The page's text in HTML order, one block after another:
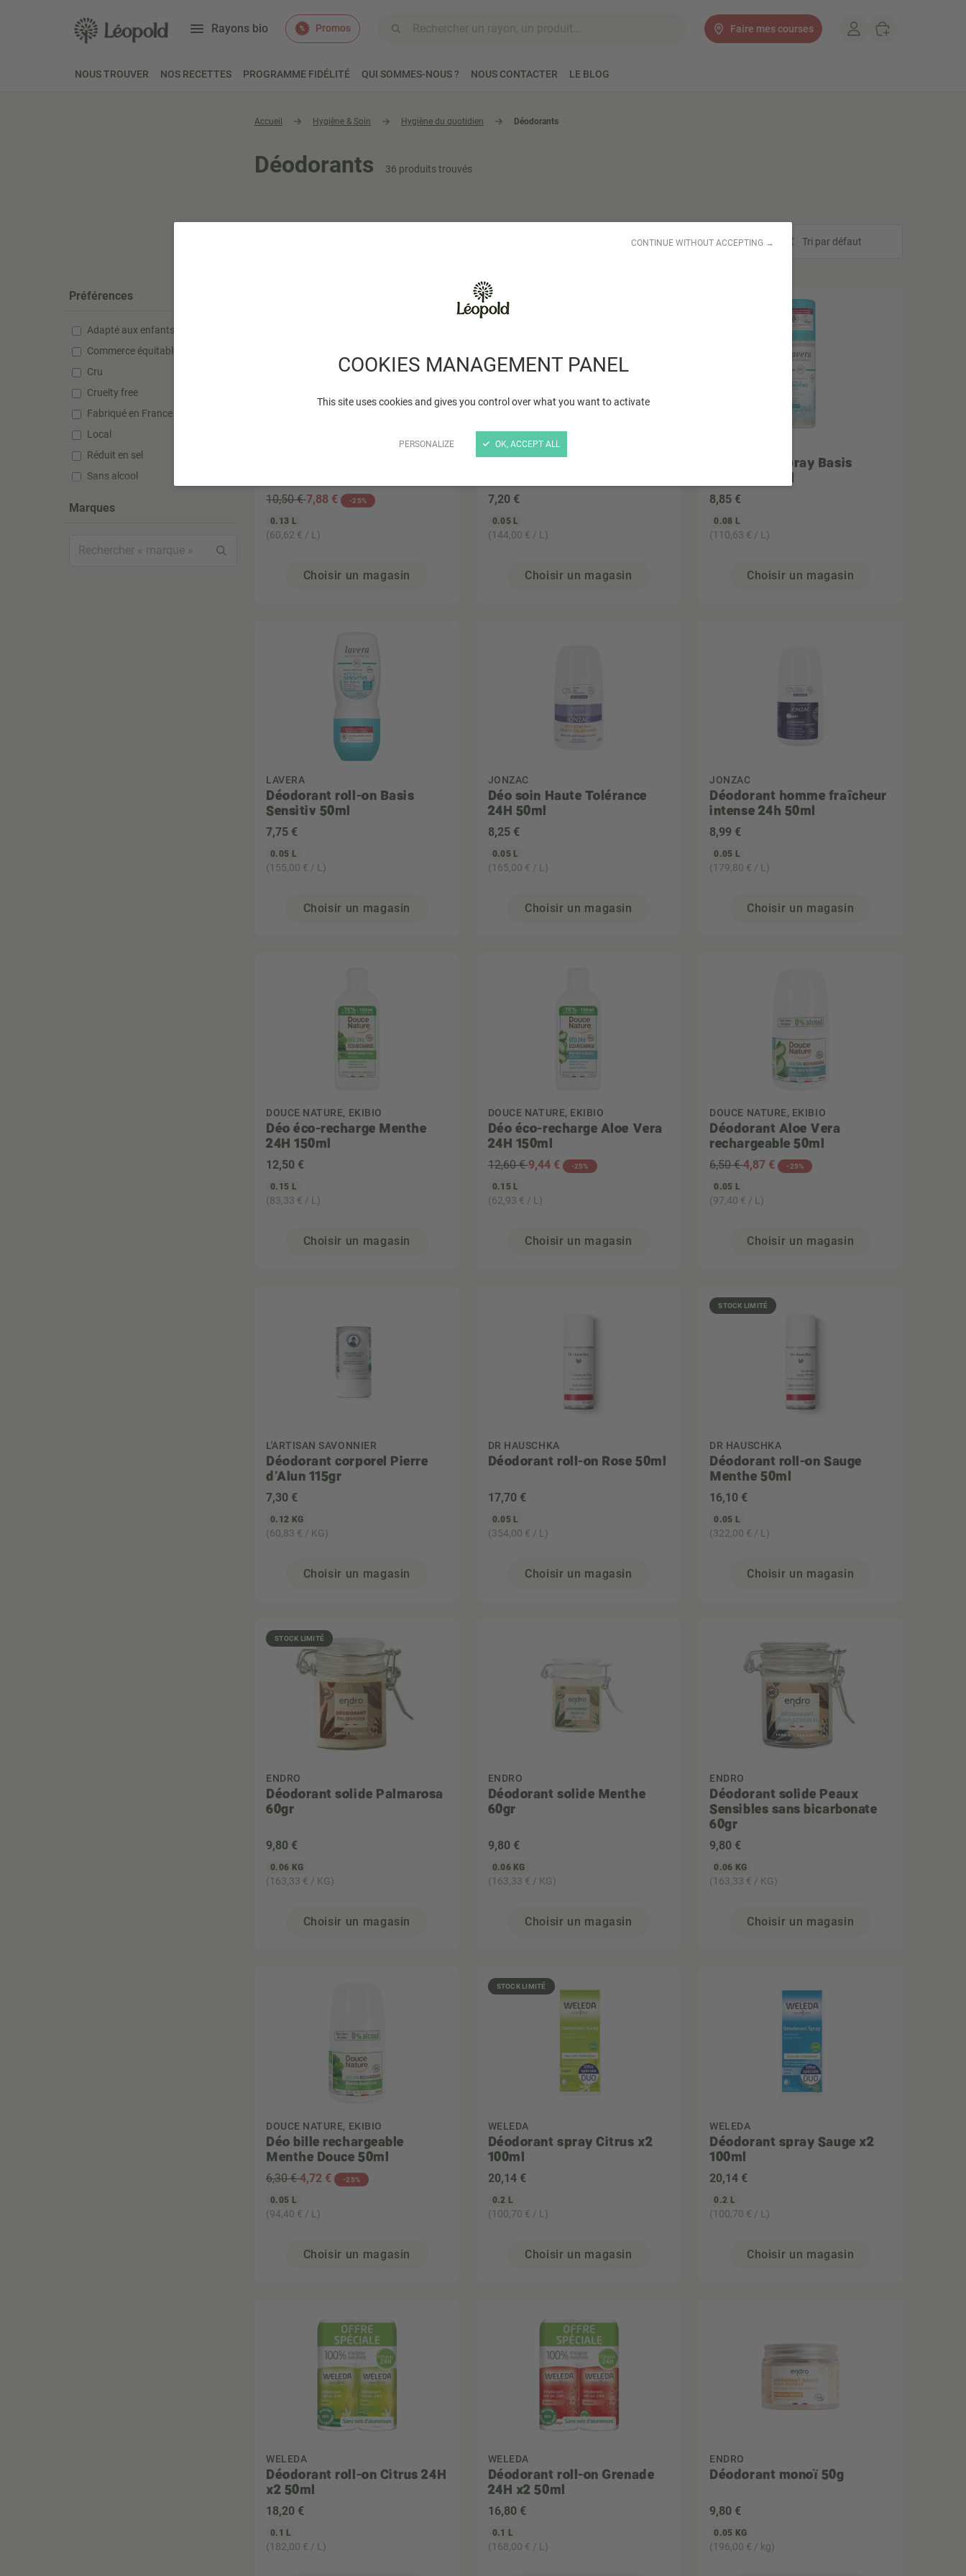
COOKIES MANAGEMENT PANEL
This site uses cookies and gives you control over what you want to activate
PERSONALIZE
CONTINUE WITHOUT ACCEPTING →
OK, ACCEPT ALL
Rayons bio
NOUS TROUVER NOS RECETTES PROGRAMME FIDÉLITÉ QUI SOMMES-NOUS ? NOUS CONTACTER LE BLOG
Promos Faire mes courses
Accueil Hygiène & Soin Hygiène du quotidien Déodorants
Déodorants 36 produits trouvés
Tri par défaut
Préférences
Adapté aux enfants
Commerce équitable
Cru
Cruelty free
Fabriqué en France
Local
Réduit en sel
Sans alcool
Sans huile de palme
Marques
10,50 €7,88 € -25%
0.13 L
(60,62 € / L)
Choisir un magasin
STOCK LIMITÉ
JONZAC
Déodorant fraîcheur 24H
7,20 €
0.05 L
(144,00 € / L)
Choisir un magasin
Déodorant spray Basis
Sensitiv 75ml
8,85 €
0.08 L
(110,63 € / L)
Choisir un magasin
LAVERA
Déodorant roll-on Basis
Sensitiv 50ml
7,75 €
0.05 L
(155,00 € / L)
Choisir un magasin
JONZAC
Déo soin Haute Tolérance
24H 50ml
8,25 €
0.05 L
(165,00 € / L)
Choisir un magasin
JONZAC
Déodorant homme fraîcheur
intense 24h 50ml
8,99 €
0.05 L
(179,80 € / L)
Choisir un magasin
DOUCE NATURE, EKIBIO
Déo éco-recharge Menthe
24H 150ml
12,50 €
0.15 L
(83,33 € / L)
Choisir un magasin
DOUCE NATURE, EKIBIO
Déo éco-recharge Aloe Vera
24H 150ml
12,60 €9,44 € -25%
0.15 L
(62,93 € / L)
Choisir un magasin
DOUCE NATURE, EKIBIO
Déodorant Aloe Vera
rechargeable 50ml
6,50 €4,87 € -25%
0.05 L
(97,40 € / L)
Choisir un magasin
L'ARTISAN SAVONNIER
Déodorant corporel Pierre
d'Alun 115gr
7,30 €
0.12 KG
(60,83 € / KG)
Choisir un magasin
DR HAUSCHKA
Déodorant roll-on Rose 50ml
17,70 €
0.05 L
(354,00 € / L)
Choisir un magasin
STOCK LIMITÉ
DR HAUSCHKA
Déodorant roll-on Sauge
Menthe 50ml
16,10 €
0.05 L
(322,00 € / L)
Choisir un magasin
STOCK LIMITÉ
ENDRO
Déodorant solide Palmarosa
60gr
9,80 €
0.06 KG
(163,33 € / KG)
Choisir un magasin
ENDRO
Déodorant solide Menthe
60gr
9,80 €
0.06 KG
(163,33 € / KG)
Choisir un magasin
ENDRO
Déodorant solide Peaux
Sensibles sans bicarbonate
60gr
9,80 €
0.06 KG
(163,33 € / KG)
Choisir un magasin
DOUCE NATURE, EKIBIO
Déo bille rechargeable
Menthe Douce 50ml
6,30 €4,72 € -25%
0.05 L
(94,40 € / L)
Choisir un magasin
STOCK LIMITÉ
WELEDA
Déodorant spray Citrus x2
100ml
20,14 €
0.2 L
(100,70 € / L)
Choisir un magasin
WELEDA
Déodorant spray Sauge x2
100ml
20,14 €
0.2 L
(100,70 € / L)
Choisir un magasin
WELEDA
Déodorant roll-on Citrus 24H
x2 50ml
18,20 €
0.1 L
(182,00 € / L)
WELEDA
Déodorant roll-on Grenade
24H x2 50ml
16,80 €
0.1 L
(168,00 € / L)
ENDRO
Déodorant monoï 50g
9,80 €
0.05 KG
(196,00 € / kg)